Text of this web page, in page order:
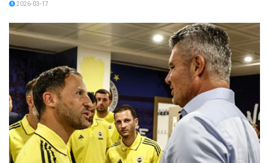
2026-03-17